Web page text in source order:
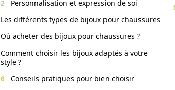
Personnalisation et expression de soi
Les différents types de bijoux pour chaussures
Où acheter des bijoux pour chaussures ?
Comment choisir les bijoux adaptés à votre
style ?
Conseils pratiques pour bien choisir